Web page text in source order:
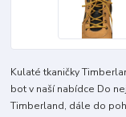
Kulaté tkaničky
bot v naší nabídce Do
Timberland, dále do